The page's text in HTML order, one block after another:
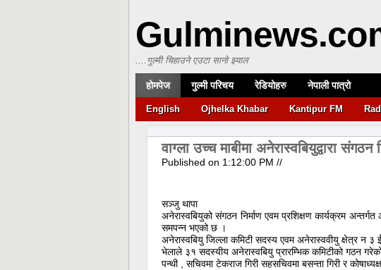
....गुल्मी चिहाउने एउटा सानो झ्याल
होमपेज गुल्मी परिचय रेडियोहरु नेपाली पात्रो
English Ojhelka Khabar Kantipur FM
वाग्ला उच्च माबीमा अनेरास्वबियुद्वारा संगठन
Published on 1:12:00 PM //
सञ्जु थापा
अनेरास्वबियुको संगठन निर्माण एवम प्रशिक्षण कार्यक्रम
समपन्न भएको छ ।
अनेरास्वबियु जिल्ला कमिटी सदस्य एवम अनेरास्ववीयु क्षेत्र न ३
भेलाले ३१ सदस्यीय अनेरास्वबियु प्रारम्भिक कमिटीको गठन
पन्थी , सचिवमा टेकराज गिरी सहसचिवमा बसन्ता गिरी र